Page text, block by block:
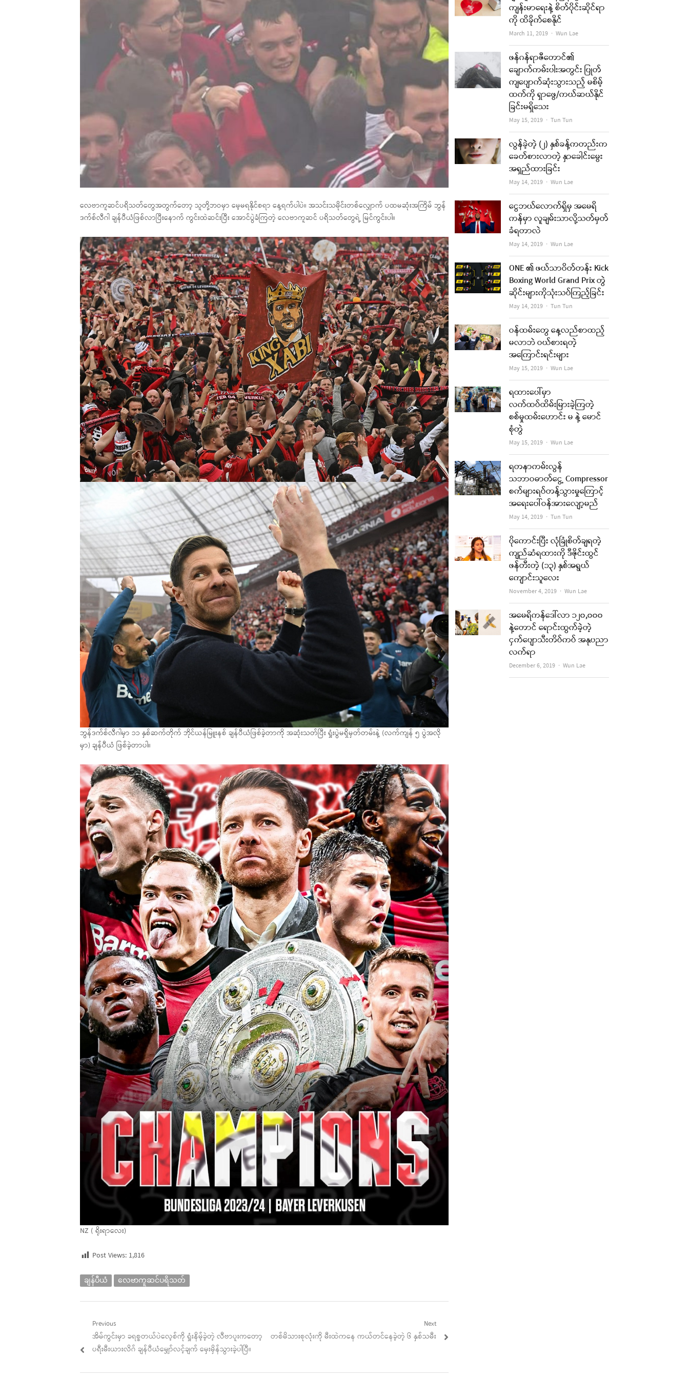
လေဗာကူဆင်ပရိသတ်တွေအတွက်တော့ သူတို့ဘဝမှာ မေ့မရနိုင်စရာ နေ့ရက်ပါပဲ။ အသင်းသမိုင်းတစ်လျှော​က် ပထမဆုံးအကြိမ် ဘွန်
ဒက်စ်လီဂါ ချန်ပီယံဖြစ်လာပြီးနောက် ကွင်းထဲဆင်းပြီး အောင်ပွဲခံကြတဲ့ လေဗာကူဆင် ပရိသတ်တွေရဲ့ မြင်ကွင်းပါ။
ဘွန်ဒက်စ်လီဂါမှာ ၁၁ နှစ်ဆက်တိုက် ဘိုင်ယန်မြူးနစ် ချန်ပီယံဖြစ်ခဲ့တာကို အဆုံးသတ်ပြီး ရှုံးပွဲမရှိမှတ်တမ်းနဲ့ (လက်ကျန် ၅ ပွဲအလို
မှာ) ချန်ပီယံ ဖြစ်ခဲ့တာပါ။
NZ ( ရိုးရာလေး)
Post Views: 1,816
ချန်ပီယံ လေဗာကူဆင်ပရိသတ်
Post
navigation
Previous
Previous
post:
အိမ်ကွင်းမှာ ခရစ္စတယ်ပဲလေ့စ်ကို ရှုံးနိမ့်ခဲ့တဲ့ လီဗာပူးကတော့
ပရီးမီးယားလိဂ် ချန်ပီယံမျှော်လင့်ချက် မှေးမှိန်သွားခဲ့ပါပြီ။
Next
Next
တစ်မိသားစုလုံးကို မီးထဲကနေ ကယ်တင်နေခဲ့တဲ့ ၆ နှစ်သမီး
ကျန်းမာရေးနဲ့ စိတ်ပိုင်းဆိုင်ရာ
ကို ထိခိုက်စေနိုင်
March 11, 2019 Author
Wun Lae
ဖန်ဂန်ရာဇီတောင်၏
ချောက်ကမ်းပါးအတွင်း ပြုတ်
ကျပျောက်ဆုံးသွားသည့် မစိမ့်
ထက်ကို ရှာဖွေ/ကယ်ဆယ်နိုင်
ခြင်းမရှိသေး
May 15, 2019 Author
Tun Tun
လွန်ခဲ့တဲ့ (၂) နှစ်ခန့်ကတည်းက
ခေတ်စားလာတဲ့ နှာခေါင်းမွေး
အရှည်ထားခြင်း
May 14, 2019 Author
Wun Lae
ငွေဘယ်လောက်ရှိမှ အမေရိ
ကန်မှာ လူချမ်းသာလို့သတ်မှတ်
ခံရတာလဲ
May 14, 2019 Author
Wun Lae
ONE ၏ ဖယ်သာဝိတ်တန်း Kick
Boxing World Grand Prix တွဲ
ဆိုင်းများကိုသုံးသပ်ကြည့်ခြင်း
May 14, 2019 Author
Tun Tun
ဝန်ထမ်းတွေ နေ့လည်စာထည့်
မလာဘဲ ဝယ်စားရတဲ့
အကြောင်းရင်းများ
May 15, 2019 Author
Wun Lae
ရထားပေါ်မှာ
လက်ထပ်ထိမ်းမြားခဲ့ကြတဲ့
စစ်မှုထမ်းဟောင်း မ နဲ့ မောင်
စုံတွဲ
May 15, 2019 Author
Wun Lae
ရတနာကမ်းလွန်
သဘာဝဓာတ်ငွေ့ Compressor
စက်များရပ်တန့်သွားမှုကြောင့်
အရေးပေါ်ဝန်အားလျော့မည်
May 14, 2019 Author
Tun Tun
ပိုကောင်းပြီး လုံခြုံစိတ်ချရတဲ့
ကျည်ဆံရထားကို ဒီဇိုင်းထွင်
ဖန်တီးတဲ့ (၁၃) နှစ်အရွယ်
ကျောင်းသူလေး
November 4, 2019 Author
Wun Lae
အမေရိကန်ဒေါ်လာ ၁၂၀,၀၀၀
နဲ့တောင် ရောင်းထွက်ခဲ့တဲ့
ငှက်ပျောသီးတိပ်ကပ် အနုပညာ
လက်ရာ
December 6, 2019 Author
Wun Lae